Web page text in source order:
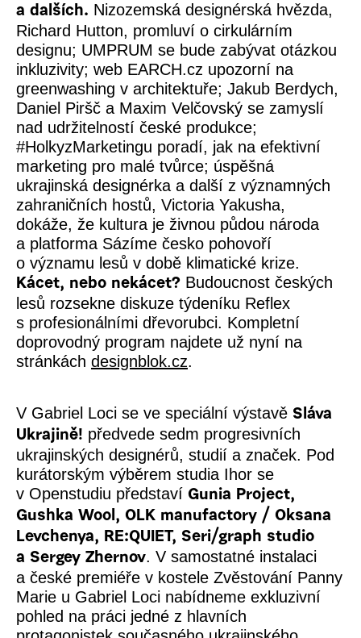
a dalších. Nizozemská designérská hvězda,
Richard Hutton, promluví o cirkulárním
designu; UMPRUM se bude zabývat otázkou
inkluzivity; web EARCH.cz upozorní na
greenwashing v architektuře; Jakub Berdych,
Daniel Piršč a Maxim Velčovský se zamyslí
nad udržitelností české produkce;
#HolkyzMarketingu poradí, jak na efektivní
marketing pro malé tvůrce; úspěšná
ukrajinská designérka a další z významných
zahraničních hostů, Victoria Yakusha,
dokáže, že kultura je živnou půdou národa
a platforma Sázíme česko pohovoří
o významu lesů v době klimatické krize.
Kácet, nebo nekácet? Budoucnost českých
lesů rozsekne diskuze týdeníku Reflex
s profesionálními dřevorubci. Kompletní
doprovodný program najdete už nyní na
stránkách designblok.cz.
V Gabriel Loci se ve speciální výstavě Sláva
Ukrajině! předvede sedm progresivních
ukrajinských designérů, studií a značek. Pod
kurátorským výběrem studia Ihor se
v Openstudiu představí Gunia Project,
Gushka Wool, OLK manufactory / Oksana
Levchenya, RE:QUIET, Seri/graph studio
a Sergey Zhernov. V samostatné instalaci
a české premiéře v kostele Zvěstování Panny
Marie u Gabriel Loci nabídneme exkluzivní
pohled na práci jedné z hlavních